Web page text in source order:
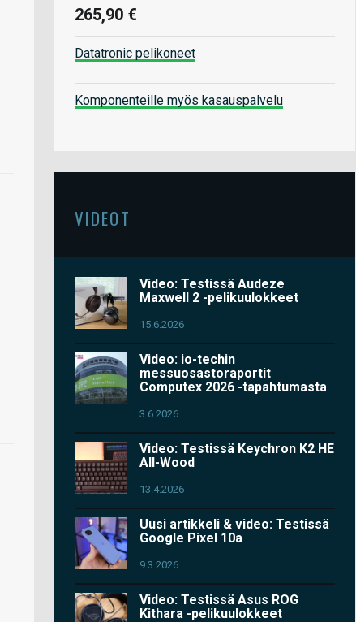
265,90 €
Datatronic pelikoneet
Komponenteille myös kasauspalvelu
VIDEOT
Video: Testissä Audeze
Maxwell 2 -pelikuulokkeet
15.6.2026
Video: io-techin
messuosastoraportit
Computex 2026 -tapahtumasta
3.6.2026
Video: Testissä Keychron K2 HE
All-Wood
13.4.2026
Uusi artikkeli & video: Testissä
Google Pixel 10a
9.3.2026
Video: Testissä Asus ROG
Kithara -pelikuulokkeet